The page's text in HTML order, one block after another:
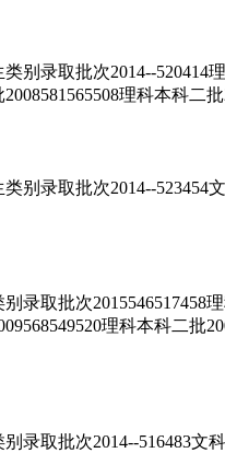
录取批次2014--520414
理科本科二
录取批次2014--523454
取批次2015546517458
理科本科二批
取批次2014--516483文